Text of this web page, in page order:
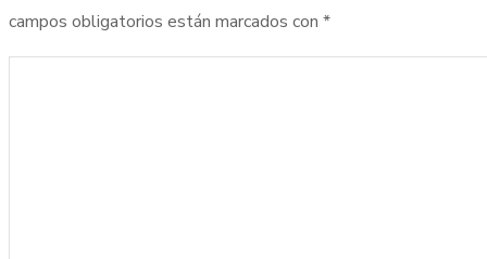
campos obligatorios están marcados con *